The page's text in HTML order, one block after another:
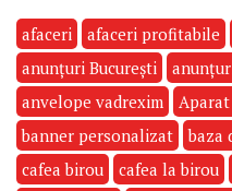
afaceri afaceri profitabile
anunțuri București
anvelope vadrexim
banner personalizat
baza
cafea birou
cafea la birou